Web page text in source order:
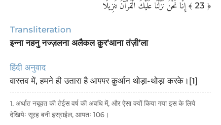
﴾ 23 ﴿
Transliteration
इन्ना नहनु नज्ज़लना अलैकल क़ुर’आना तंज़ी’ला
हिंदी अनुवाद
वास्तव में, हमने ही उतारा है आपपर क़ुर्आन थोड़ा-थोड़ा करके।[1]
1. अर्थात नबूवत की तेईस वर्ष की अवधि में, और ऐसा क्यों किया गया इस के लिये
देखियेः सूरह बनी इस्राईल, आयतः 106।